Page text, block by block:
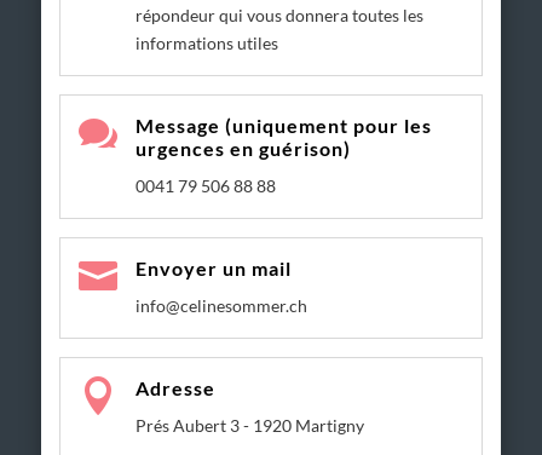
répondeur qui vous donnera toutes les
informations utiles

Message (uniquement pour les
urgences en guérison)
0041 79 506 88 88
 Envoyer un mail
info@celinesommer.ch
 Adresse
Prés Aubert 3 - 1920 Martigny